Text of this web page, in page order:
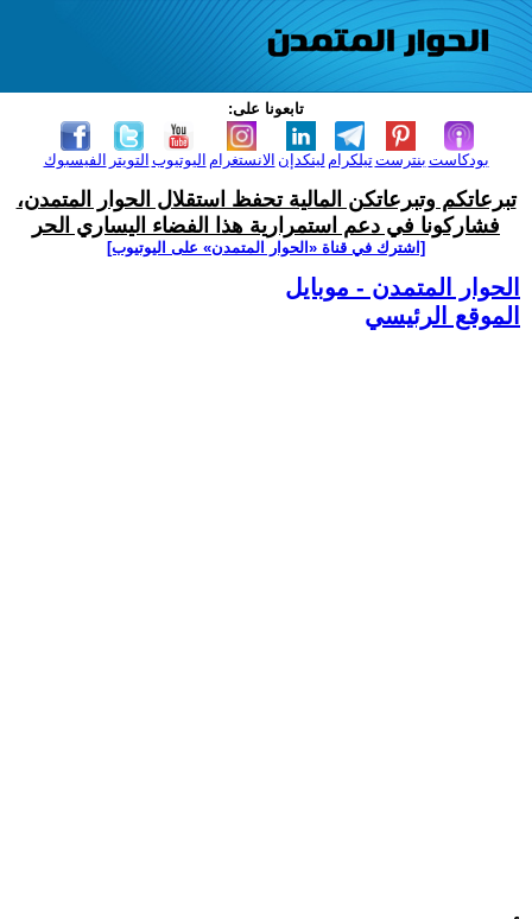
تابعونا على:
الفيسبوك التويتر اليوتيوب الانستغرام لينكدإن تيلكرامبنترست بودكاست
تبرعاتكم وتبرعاتكن المالية تحفظ استقلال الحوار المتمدن،
فشاركونا في دعم استمرارية هذا الفضاء اليساري الحر
[اشترك في قناة ‫«الحوار المتمدن» على اليوتيوب]
الحوار المتمدن - موبايل
الموقع الرئيسي